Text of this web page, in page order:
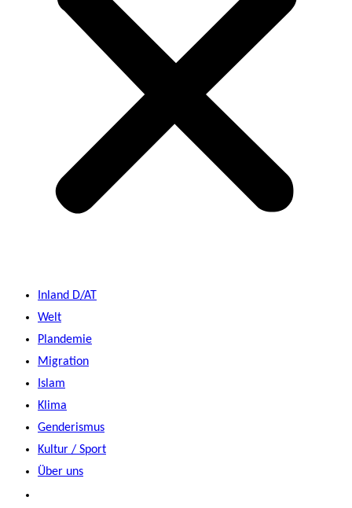
Inland D/AT
Welt
Plandemie
Migration
Islam
Klima
Genderismus
Kultur / Sport
Über uns